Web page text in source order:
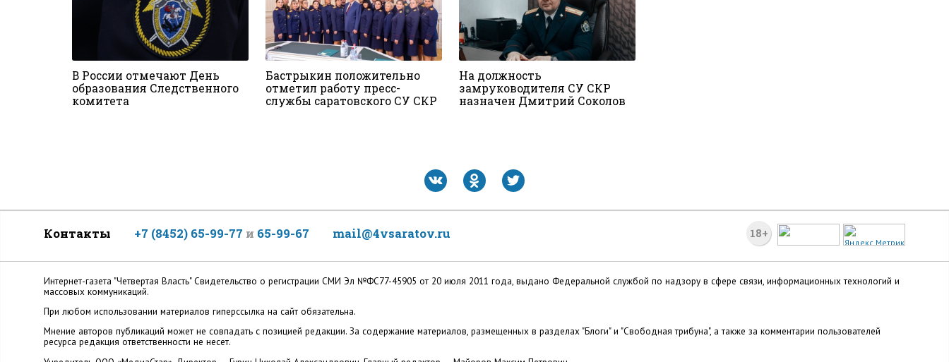
В России отмечают День
образования Следственного
комитета
Бастрыкин положительно
отметил работу пресс-
службы саратовского СУ СКР
На должность
замруководителя СУ СКР
назначен Дмитрий Соколов
18+
Контакты +7 (8452) 65-99-77 и 65-99-67 mail@4vsaratov.ru
Интернет-газета "Четвертая Власть" Cвидетельство о регистрации СМИ Эл №ФС77-45905 от 20 июля 2011 года, выдано Федеральной службой по надзору в сфере связи, информационных технологий и
массовых коммуникаций.
При любом использовании материалов гиперссылка на сайт обязательна.
Мнение авторов публикаций может не совпадать с позицией редакции. За содержание материалов, размещенных в разделах "Блоги" и "Свободная трибуна", а также за комментарии пользователей
ресурса редакция ответственности не несет.